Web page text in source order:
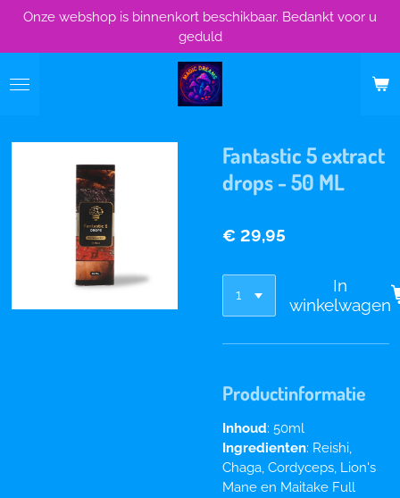
Ga
naar
de
Onze webshop is binnenkort beschikbaar. Bedankt voor u
geduld
Fantastic 5 extract
drops - 50 ML
€ 29,95
In
winkelwagen
Productinformatie
Inhoud: 50ml
Ingredienten: Reishi,
Chaga, Cordyceps, Lion's
Mane en Maitake Full